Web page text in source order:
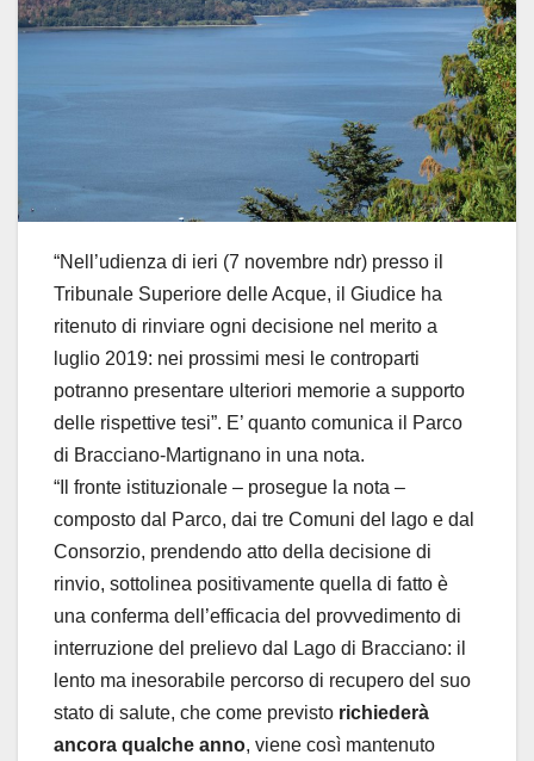
“Nell’udienza di ieri (7 novembre ndr) presso il
Tribunale Superiore delle Acque, il Giudice ha
ritenuto di rinviare ogni decisione nel merito a
luglio 2019: nei prossimi mesi le controparti
potranno presentare ulteriori memorie a supporto
delle rispettive tesi”. E’ quanto comunica il Parco
di Bracciano-Martignano in una nota.
“Il fronte istituzionale – prosegue la nota –
composto dal Parco, dai tre Comuni del lago e dal
Consorzio, prendendo atto della decisione di
rinvio, sottolinea positivamente quella di fatto è
una conferma dell’efficacia del provvedimento di
interruzione del prelievo dal Lago di Bracciano: il
lento ma inesorabile percorso di recupero del suo
stato di salute, che come previsto richiederà
ancora qualche anno, viene così mantenuto